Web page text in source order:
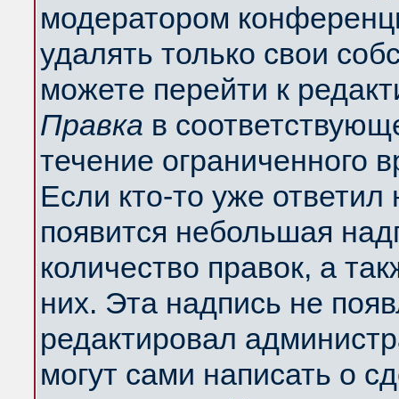
модератором
удалять только свои
можете перейти к
Правка в
течение ограниченного
Если кто-то уже
появится небольшая
количество правок, а
них. Эта надпись не
редактировал
могут сами написать о